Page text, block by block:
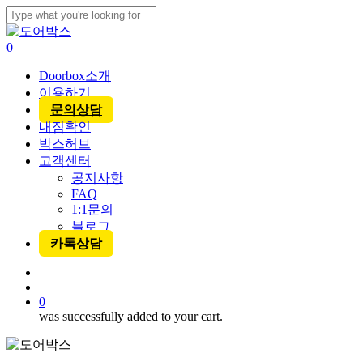
Skip
to
main
content
Close
Search
account
0
Doorbox소개
이용하기
문의상담
내짐확인
박스허브
고객센터
공지사항
FAQ
1:1문의
블로그
카톡상담
0
was successfully added to your cart.